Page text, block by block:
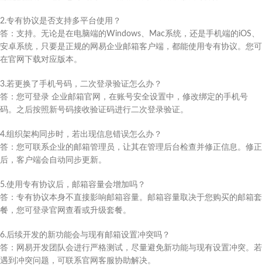
2.专有协议是否支持多平台使用？
答：支持。无论是在电脑端的Windows、Mac系统，还是手机端的iOS、
安卓系统，只要是正规的网易企业邮箱客户端，都能使用专有协议。您可
在官网下载对应版本。
3.若更换了手机号码，二次登录验证怎么办？
答：您可登录 企业邮箱官网，在账号安全设置中，修改绑定的手机号
码。之后按照新号码接收验证码进行二次登录验证。
4.组织架构同步时，若出现信息错误怎么办？
答：您可联系企业的邮箱管理员，让其在管理后台检查并修正信息。修正
后，客户端会自动同步更新。
5.使用专有协议后，邮箱容量会增加吗？
答：专有协议本身不直接影响邮箱容量。邮箱容量取决于您购买的邮箱套
餐，您可登录官网查看或升级套餐。
6.后续开发的新功能会与现有邮箱设置冲突吗？
答：网易开发团队会进行严格测试，尽量避免新功能与现有设置冲突。若
遇到冲突问题，可联系官网客服协助解决。